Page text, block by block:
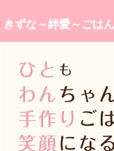
きずな～絆愛～ごはん